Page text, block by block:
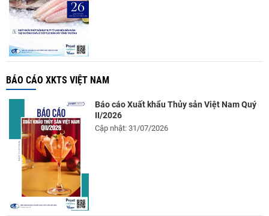
BÁO CÁO XKTS VIỆT NAM
Báo cáo Xuất khẩu Thủy sản Việt Nam Quý
II/2026
Cập nhật: 31/07/2026